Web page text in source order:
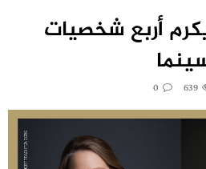
أربع شخصيات
639
0